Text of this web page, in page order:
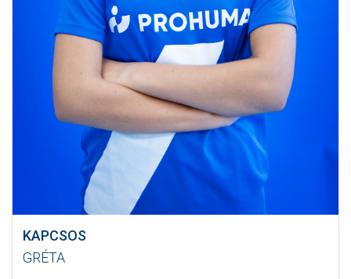
KAPCSOS
GRÉTA